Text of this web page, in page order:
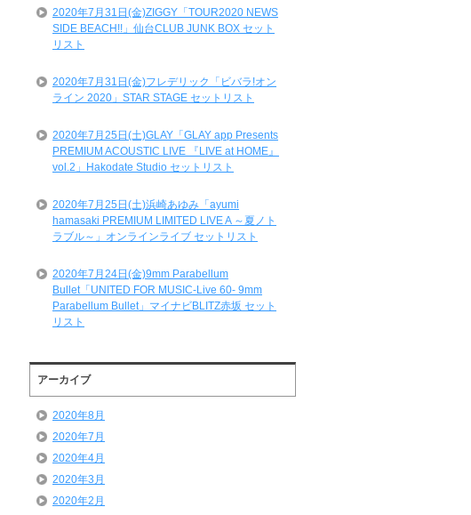
2020年7月31日(金)ZIGGY「TOUR2020 NEWS
SIDE BEACH!!」仙台CLUB JUNK BOX セット
リスト
2020年7月31日(金)フレデリック「ビバラ!オン
ライン 2020」STAR STAGE セットリスト
2020年7月25日(土)GLAY「GLAY app Presents
PREMIUM ACOUSTIC LIVE 『LIVE at HOME』
vol.2」Hakodate Studio セットリスト
2020年7月25日(土)浜崎あゆみ「ayumi
hamasaki PREMIUM LIMITED LIVE A ～夏ノト
ラブル～」オンラインライブ セットリスト
2020年7月24日(金)9mm Parabellum
Bullet「UNITED FOR MUSIC-Live 60- 9mm
Parabellum Bullet」マイナビBLITZ赤坂 セット
リスト
アーカイブ
2020年8月
2020年7月
2020年4月
2020年3月
2020年2月